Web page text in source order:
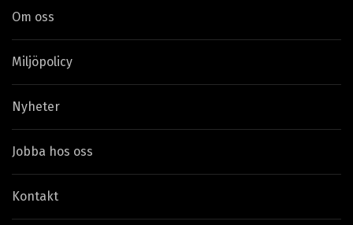
Om oss
Miljöpolicy
Nyheter
Jobba hos oss
Kontakt